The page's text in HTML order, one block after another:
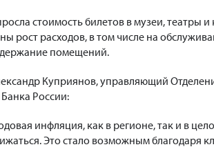
стоимость билетов в музеи, театры
рост расходов, в том числе на
помещений.
Куприянов, управляющий
Банка России:
инфляция, как в регионе, так и в
Это стало возможным благодаря